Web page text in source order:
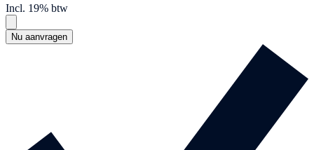
Incl. 19% btw
Nu aanvragen